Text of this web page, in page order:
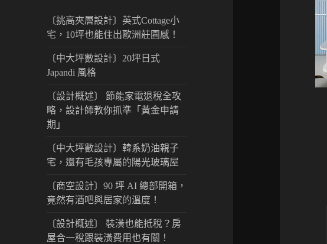
〔挑高夾層設計〕英式Cottage小
宅，10坪也能住出歐洲莊園感！
〔中大坪數設計〕20坪日式
Japandi 風格
〔設計概述〕 節能家電退稅全攻
略，設計師教你抓準「黃金申請
期」
〔中大坪數設計〕韓系奶油親子
宅，還有毛孩專屬的陽光玻璃屋
〔商空設計〕90 坪 AI 總部開箱，
竟然有酒吧與居家的溫度！
〔設計概述〕 裝潢也能抵稅？房
屋合一稅跟裝潢費用也有關！